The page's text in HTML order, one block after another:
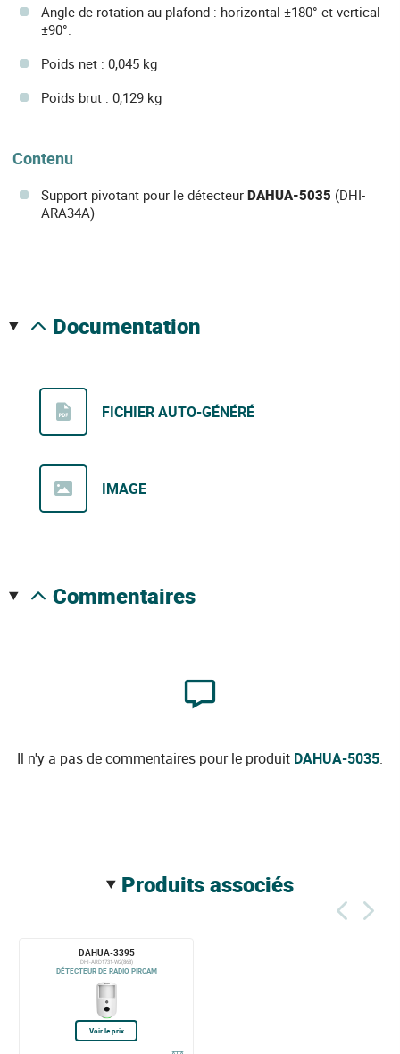
Angle de rotation au plafond : horizontal ±180° et vertical
±90°.
Poids net : 0,045 kg
Poids brut : 0,129 kg
Contenu
Support pivotant pour le détecteur DAHUA-5035 (DHI-
ARA34A)
documentation
FICHIER AUTO-GÉNÉRÉ
IMAGE
commentaires
Il n'y a pas de commentaires pour le produit DAHUA-5035.
produits associés
DAHUA-3395
DHI-ARD1731-W2(868)
DÉTECTEUR DE RADIO PIRCAM
Voir le prix